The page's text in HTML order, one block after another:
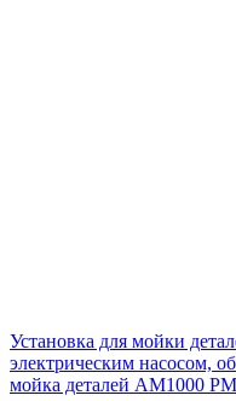
Установка для мойки
электрическим насосом,
мойка деталей АМ1000 РМ